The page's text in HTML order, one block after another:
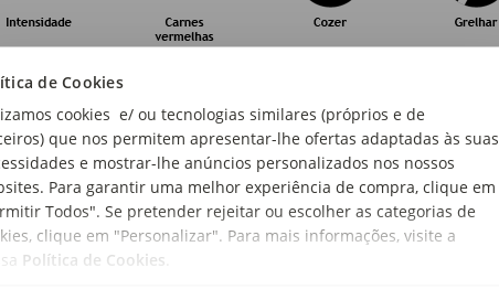
de Cookies
cookies e/ ou tecnologias similares (próprios e de
que nos permitem apresentar-lhe ofertas adaptadas às suas
e mostrar-lhe anúncios personalizados nos nossos
Para garantir uma melhor experiência de compra, clique em
Todos". Se pretender rejeitar ou escolher as categorias de
clique em "Personalizar". Para mais informações, visite a
Política de Cookies
sulfitos.